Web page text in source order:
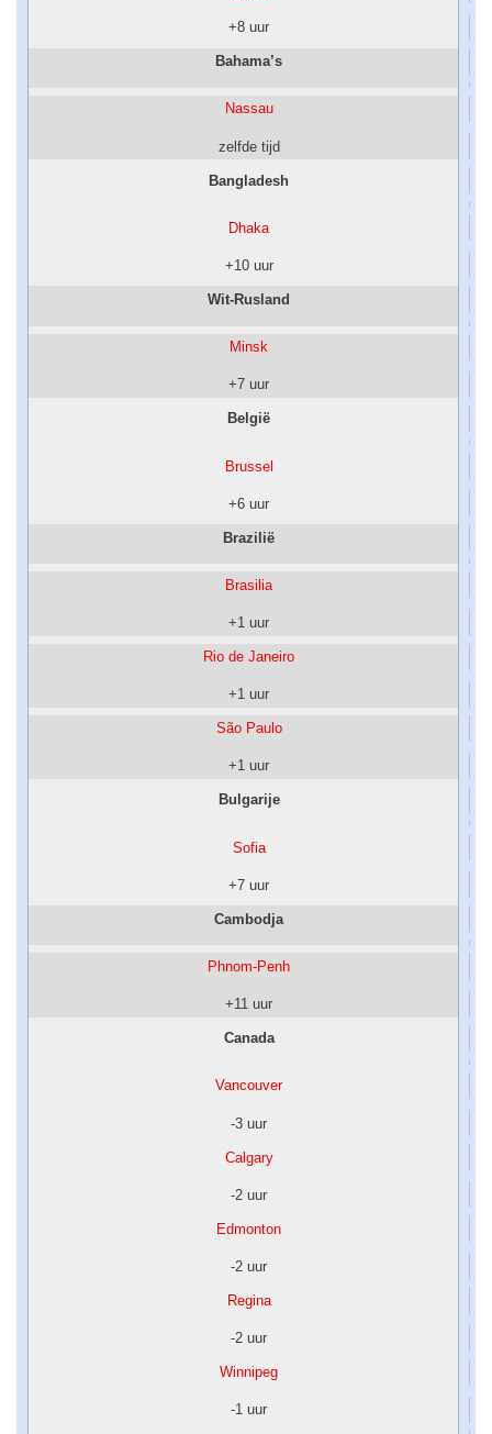
+8 uur
Bahama’s
Nassau
zelfde tijd
Bangladesh
Dhaka
+10 uur
Wit-Rusland
Minsk
+7 uur
België
Brussel
+6 uur
Brazilië
Brasilia
+1 uur
Rio de Janeiro
+1 uur
São Paulo
+1 uur
Bulgarije
Sofia
+7 uur
Cambodja
Phnom-Penh
+11 uur
Canada
Vancouver
-3 uur
Calgary
-2 uur
Edmonton
-2 uur
Regina
-2 uur
Winnipeg
-1 uur